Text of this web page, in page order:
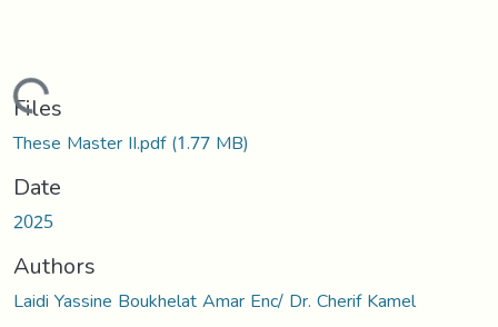
Loading...
Files
These Master II.pdf(1.77 MB)
Date
2025
Authors
Laidi Yassine Boukhelat Amar Enc/ Dr. Cherif Kamel